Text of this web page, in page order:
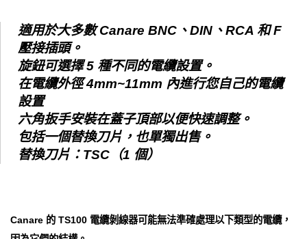
適用於大多數 Canare BNC、DIN、RCA 和 F
壓接插頭。
旋鈕可選擇 5 種不同的電纜設置。
在電纜外徑 4mm~11mm 內進行您自己的電纜
設置
六角扳手安裝在蓋子頂部以便快速調整。
包括一個替換刀片，也單獨出售。
替換刀片：TSC（1 個）
Canare 的 TS100 電纜剝線器可能無法準確處理以下類型的電纜，